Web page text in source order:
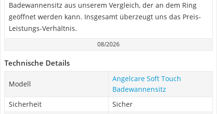
Badewannensitz aus unserem Vergleich, der an dem Ring
geöffnet werden kann. Insgesamt überzeugt uns das Preis-
Leistungs-Verhältnis.
08/2026
Technische Details
Modell
Angelcare Soft Touch
Badewannensitz
Sicherheit
Sicher